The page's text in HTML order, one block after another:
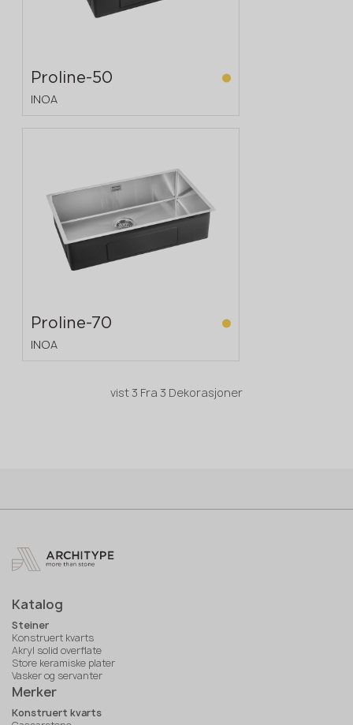
Proline-50
INOA
Proline-70
INOA
vist3 Fra 3 Dekorasjoner
Katalog
Steiner
Konstruert kvarts
Akryl solid overflate
Store keramiske plater
Vasker og servanter
Merker
Konstruert kvarts